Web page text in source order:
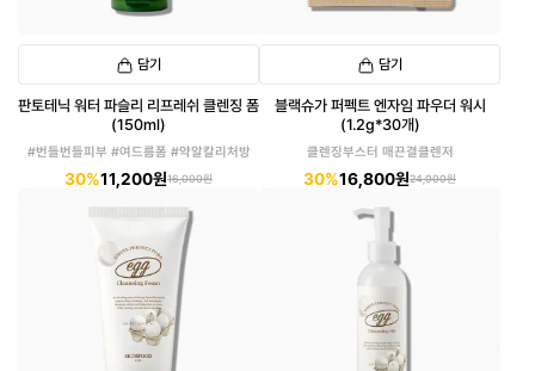
담기
판토테닉 워터 파슬리 리프레쉬 클렌징 폼
(150ml)
#번들번들피부 #여드름폼 #약알칼리처방
30%11,200원16,000원
담기
블랙슈가 퍼펙트 엔자임 파우더 워시
(1.2g*30개)
클렌징부스터 매끈결클렌저
30%16,800원24,000원